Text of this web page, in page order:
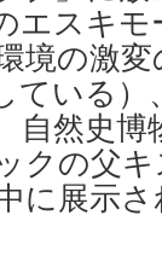
エスキ
境の激
ている）
自然史博
クの父
に展示